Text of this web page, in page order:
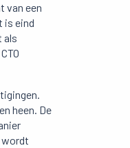
van een
is eind
als
heen. De
wordt